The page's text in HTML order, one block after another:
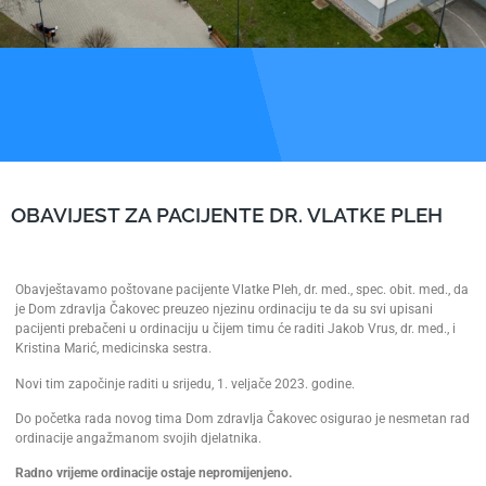
OBAVIJEST ZA PACIJENTE DR. VLATKE PLEH
Obavještavamo poštovane pacijente Vlatke Pleh, dr. med., spec. obit. med., da
je Dom zdravlja Čakovec preuzeo njezinu ordinaciju te da su svi upisani
pacijenti prebačeni u ordinaciju u čijem timu će raditi Jakob Vrus, dr. med., i
Kristina Marić, medicinska sestra.
Novi tim započinje raditi u srijedu, 1. veljače 2023. godine.
Do početka rada novog tima Dom zdravlja Čakovec osigurao je nesmetan rad
ordinacije angažmanom svojih djelatnika.
Radno vrijeme ordinacije ostaje nepromijenjeno.